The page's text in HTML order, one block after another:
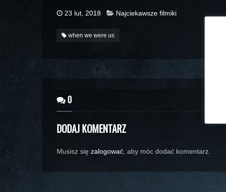
23 lut, 2018 Najciekawsze filmiki
when we were us
0
DODAJ KOMENTARZ
Musisz się zalogować , aby móc dodać komentarz.